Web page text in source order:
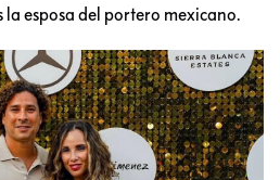
esposa del portero mexicano.